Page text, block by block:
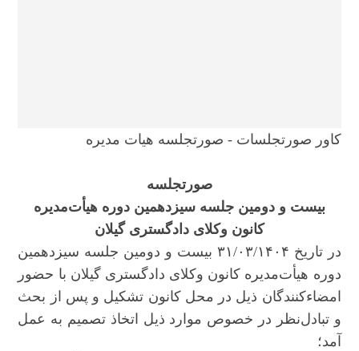
کاور صورتجلسات - صورتجلسه هیات مدیره
صورتجلسه
بیست و دومین جلسه سیزدهمین دوره هیأت‌مدیره
کانون وکلای دادگستری گیلان
در تاریخ ۳۱/۰۳/۱۴۰۴ بیست و دومین جلسه سیزدهمین
دوره هیأت‌مدیره کانون وکلای دادگستری گیلان با حضور
امضاء‌کنندگان ذیل در محل کانون تشکیل و پس از بحث
و تبادل‌نظر در خصوص موارد ذیل اتخاذ تصمیم به عمل
آمد؛